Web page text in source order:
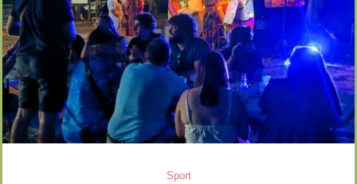
Sport